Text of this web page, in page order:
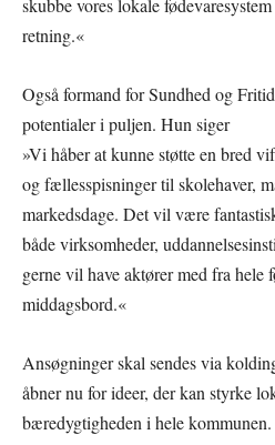
retning.«
Også formand for Sundhed og
potentialer i puljen. Hun siger
»Vi håber at kunne støtte en bred
og fællesspisninger til skolehaver,
markedsdage. Det vil være
både virksomheder,
gerne vil have aktører med fra
middagsbord.«
Ansøgninger skal sendes via
åbner nu for ideer, der kan styrke
bæredygtigheden i hele kommunen.